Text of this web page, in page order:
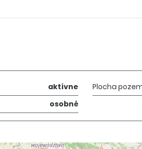
aktívne
osobné
Plocha